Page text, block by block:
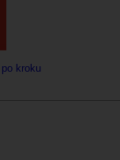
kroku